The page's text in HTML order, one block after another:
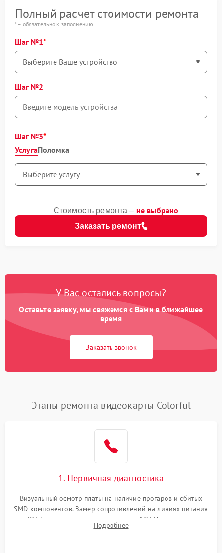
Полный расчет стоимости ремонта
* – обязательно к заполнению
Шаг №1
Шаг №2
Шаг №3
УслугаПоломка
Заказать ремонт
Стоимость ремонта – не выбрано
У Вас остались вопросы?
Оставьте заявку, мы свяжемся с Вами в ближайшее
время
Заказать звонок
Этапы ремонта видеокарты Colorful
1. Первичная диагностика
Визуальный осмотр платы на наличие прогаров и сбитых
SMD-компонентов. Замер сопротивлений на линиях питания
PCI-E и дополнительных разъемах 12V. Проверка на
короткое замыкание основных дросселей питания GPU и
Подробнее